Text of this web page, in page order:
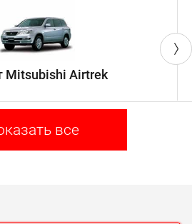
Mitsubishi Airtrek
все